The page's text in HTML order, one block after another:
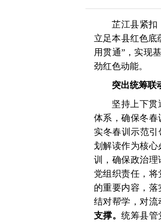
芷江县紧扣
立足本县红色底
用贯通”，实现
劲红色动能。
突出统筹联
坚持上下贯
体系，确保冬
实冬春训示范
划解读作为核
训，确保政治理
党组织责任，
的重要内容，落
结对帮学，对
支撑。统筹县管